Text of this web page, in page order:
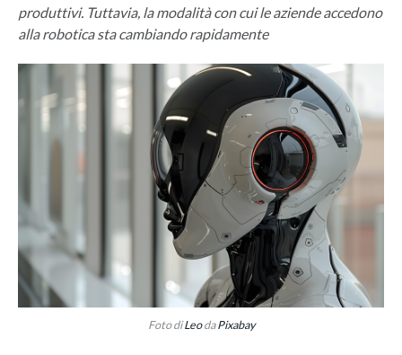
produttivi. Tuttavia, la modalità con cui le aziende accedono
alla robotica sta cambiando rapidamente
Foto diLeodaPixabay